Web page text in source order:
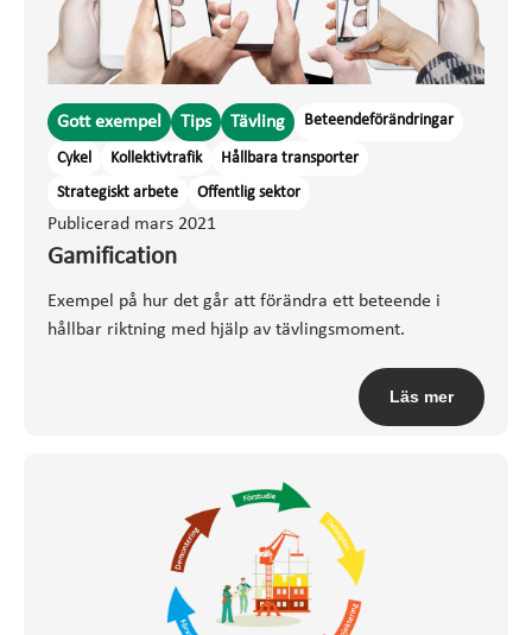
Publicerad mars 2021
Gamification
Exempel på hur det går att förändra ett beteende i
hållbar riktning med hjälp av tävlingsmoment.
Gott exempel Tips Tävling Beteendeförändringar
Cykel Kollektivtrafik
Hållbara transporter
Strategiskt arbete
Offentlig sektor
Läs mer